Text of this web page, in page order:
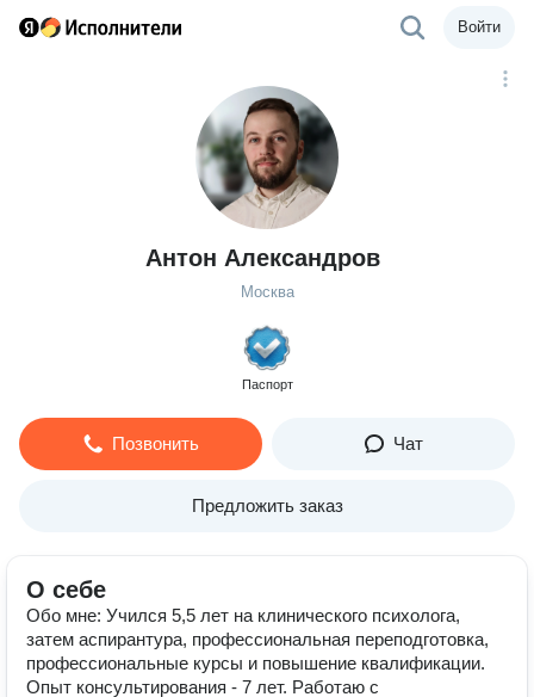
Войти
Антон Александров
Москва
Паспорт
Позвонить Чат
Предложить заказ
О себе
Обо мне: Учился 5,5 лет на клинического психолога,
затем аспирантура, профессиональная переподготовка,
профессиональные курсы и повышение квалификации.
Опыт консультирования - 7 лет. Работаю с